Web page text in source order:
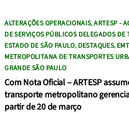
ALTERAÇÕES OPERACIONAIS,ARTESP -
DE SERVIÇOS PÚBLICOS DELEGADOS DE
ESTADO DE SÃO PAULO, DESTAQUES,
METROPOLITANA DE TRANSPORTES
GRANDE SÃO PAULO
Com Nota Oficial – ARTESP
transporte metropolitano
partir de 20 de março